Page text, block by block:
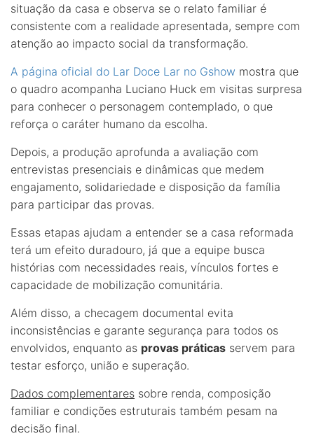
situação da casa e observa se o relato familiar é
consistente com a realidade apresentada, sempre com
atenção ao impacto social da transformação.
A página oficial do Lar Doce Lar no Gshow mostra que
o quadro acompanha Luciano Huck em visitas surpresa
para conhecer o personagem contemplado, o que
reforça o caráter humano da escolha.
Depois, a produção aprofunda a avaliação com
entrevistas presenciais e dinâmicas que medem
engajamento, solidariedade e disposição da família
para participar das provas.
Essas etapas ajudam a entender se a casa reformada
terá um efeito duradouro, já que a equipe busca
histórias com necessidades reais, vínculos fortes e
capacidade de mobilização comunitária.
Além disso, a checagem documental evita
inconsistências e garante segurança para todos os
envolvidos, enquanto as provas práticas servem para
testar esforço, união e superação.
Dados complementares sobre renda, composição
familiar e condições estruturais também pesam na
decisão final.